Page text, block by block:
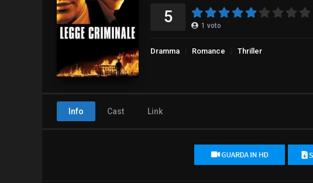
5 1 voto
Dramma Romance Thriller
Info Cast Link